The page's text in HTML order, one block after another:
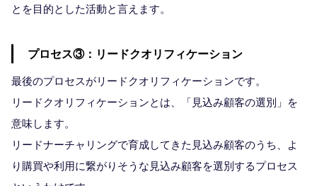
とを目的とした活動と言えます。
プロセス③：リードクオリフィケーション
最後のプロセスがリードクオリフィケーションです。
リードクオリフィケーションとは、「見込み顧客の選別」を
意味します。
リードナーチャリングで育成してきた見込み顧客のうち、よ
り購買や利用に繋がりそうな見込み顧客を選別するプロセス